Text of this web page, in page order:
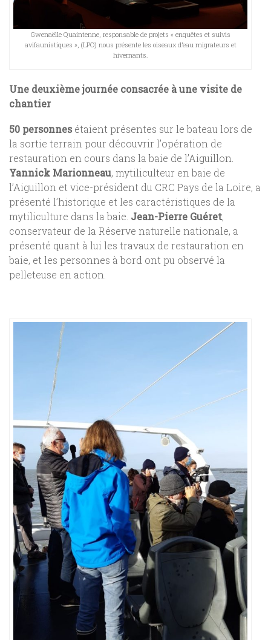
Gwenaëlle Quaintenne, responsable de projets « enquêtes et suivis
avifaunistiques », (LPO) nous présente les oiseaux d’eau migrateurs et
hivernants.
Une deuxième journée consacrée à une visite de
chantier
50 personnes étaient présentes sur le bateau lors de
la sortie terrain pour découvrir l’opération de
restauration en cours dans la baie de l’Aiguillon.
Yannick Marionneau, mytiliculteur en baie de
l’Aiguillon et vice-président du CRC Pays de la Loire, a
présenté l’historique et les caractéristiques de la
mytiliculture dans la baie. Jean-Pierre Guéret,
conservateur de la Réserve naturelle nationale, a
présenté quant à lui les travaux de restauration en
baie, et les personnes à bord ont pu observé la
pelleteuse en action.